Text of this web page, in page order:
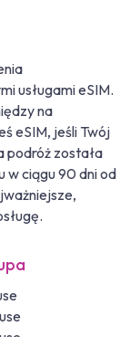
usługami eSIM.
na
eSIM, jeśli Twój
podróż została
w ciągu 90 dni od